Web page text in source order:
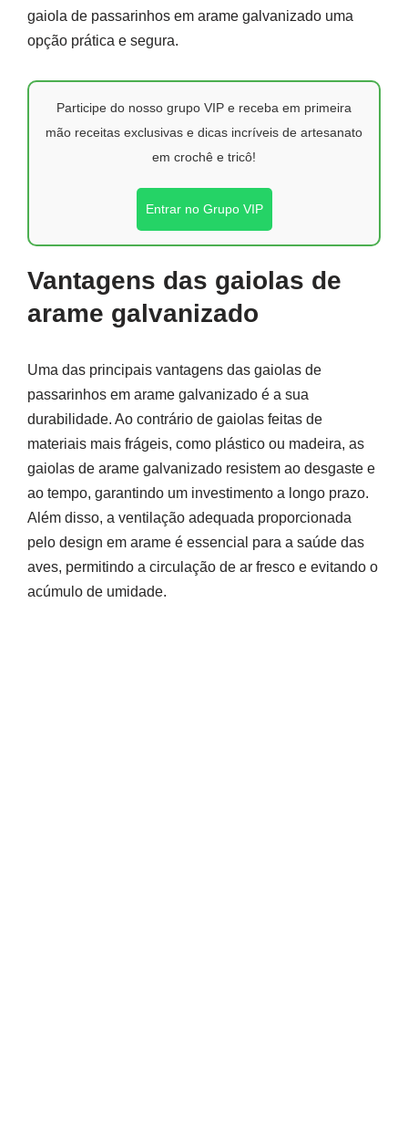
gaiola de passarinhos em arame galvanizado uma
opção prática e segura.
Participe do nosso grupo VIP e receba em primeira
mão receitas exclusivas e dicas incríveis de artesanato
em crochê e tricô!
Entrar no Grupo VIP
Vantagens das gaiolas de
arame galvanizado
Uma das principais vantagens das gaiolas de
passarinhos em arame galvanizado é a sua
durabilidade. Ao contrário de gaiolas feitas de
materiais mais frágeis, como plástico ou madeira, as
gaiolas de arame galvanizado resistem ao desgaste e
ao tempo, garantindo um investimento a longo prazo.
Além disso, a ventilação adequada proporcionada
pelo design em arame é essencial para a saúde das
aves, permitindo a circulação de ar fresco e evitando o
acúmulo de umidade.